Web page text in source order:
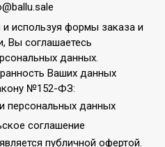
и используя формы заказа и
Вы соглашаетесь
данных.
Ваших данных
№152-ФЗ:
персональных данных
соглашение
публичной офертой.